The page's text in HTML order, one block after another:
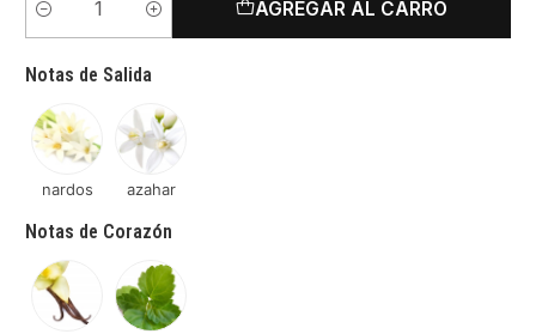
Cantidad
AGREGAR AL CARRO
Notas de Salida
nardos azahar
Notas de Corazón